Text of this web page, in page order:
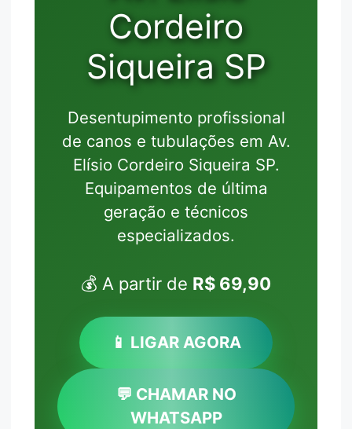
Cordeiro
Siqueira SP
Desentupimento profissional
de canos e tubulações em Av.
Elísio Cordeiro Siqueira SP.
Equipamentos de última
geração e técnicos
especializados.
💰 A partir de R$ 69,90
📱 LIGAR AGORA
💬 CHAMAR NO
WHATSAPP